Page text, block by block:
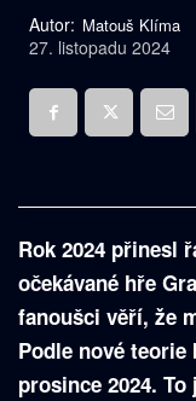
Autor: Matouš Klíma
27. listopadu 2024
Rok 2024 přinesl
očekávané hře
fanoušci věří, že
Podle nové
prosince 2024.